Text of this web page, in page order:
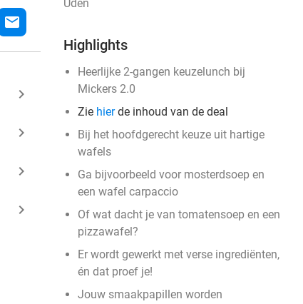
mail
keyboard_arrow_right
keyboard_arrow_right
keyboard_arrow_right
keyboard_arrow_right
Uden
Highlights
Heerlijke 2-gangen keuzelunch bij
Mickers 2.0
Zie hierde inhoud van de deal
Bij het hoofdgerecht keuze uit hartige
wafels
Ga bijvoorbeeld voor mosterdsoep en
een wafel carpaccio
Of wat dacht je van tomatensoep en een
pizzawafel?
Er wordt gewerkt met verse ingrediënten,
én dat proef je!
Jouw smaakpapillen worden